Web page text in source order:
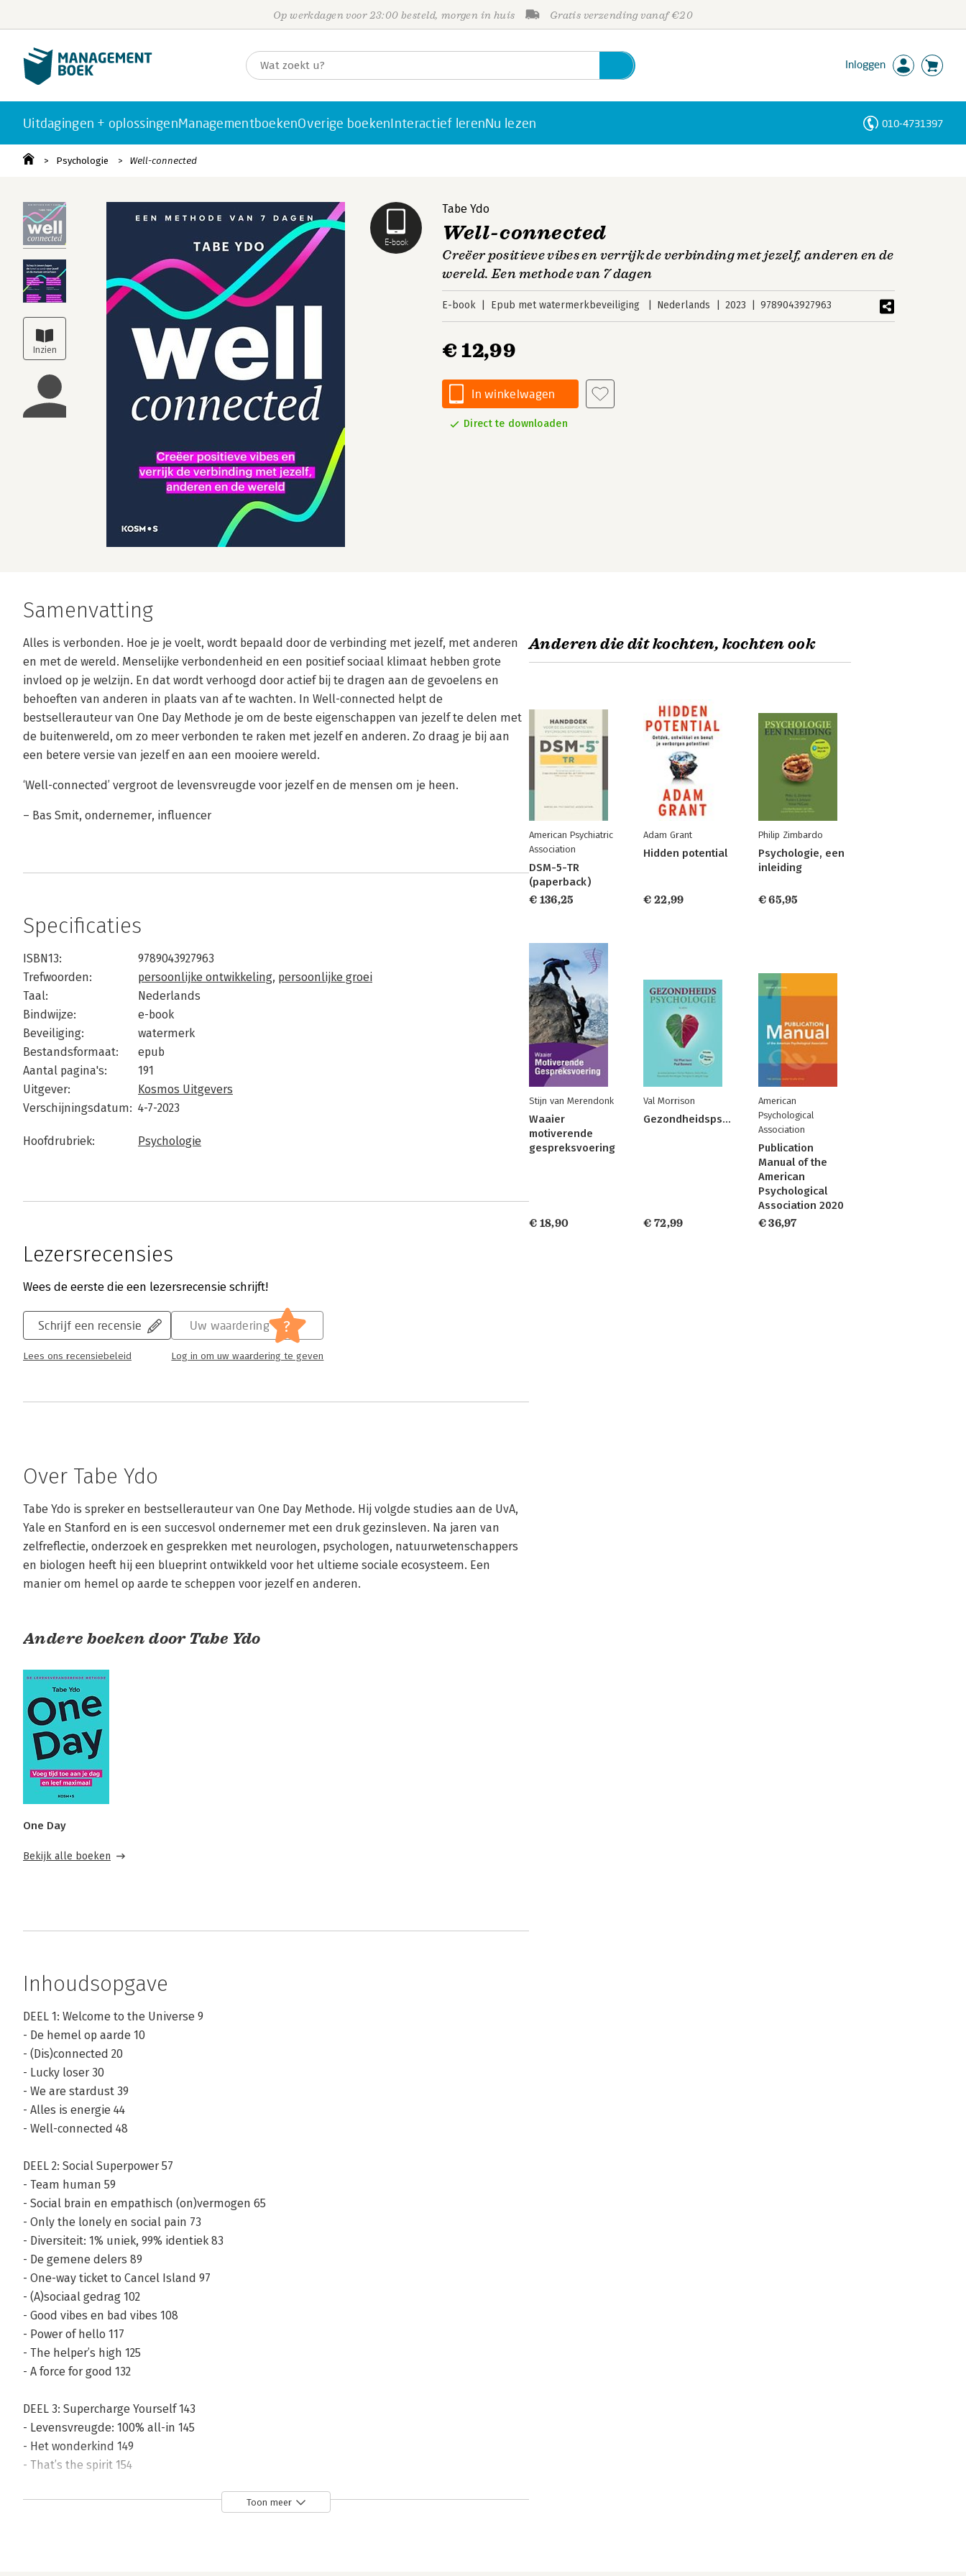
Op werkdagen voor 23:00 besteld, morgen in huis Gratis verzending vanaf €20
Inloggen
Uitdagingen + oplossingenManagementboekenOverige boekenInteractief lerenNu lezen 010-4731397
Psychologie Well-connected
E-book
Tabe Ydo
Well-connected
Creëer positieve vibes en verrijk de verbinding met jezelf, anderen en de
wereld. Een methode van 7 dagen
E-book Epub met watermerkbeveiliging Nederlands 2023 9789043927963
€ 12,99
In winkelwagen
Direct te downloaden
Samenvatting
Alles is verbonden. Hoe je je voelt, wordt bepaald door de verbinding met jezelf, met anderen
en met de wereld. Menselijke verbondenheid en een positief sociaal klimaat hebben grote
invloed op je welzijn. En dat wordt verhoogd door actief bij te dragen aan de gevoelens en
behoeften van anderen in plaats van af te wachten. In Well-connected helpt de
bestsellerauteur van One Day Methode je om de beste eigenschappen van jezelf te delen met
de buitenwereld, om zo meer verbonden te raken met jezelf en anderen. Zo draag je bij aan
een betere versie van jezelf en aan een mooiere wereld.
‘Well-connected’ vergroot de levensvreugde voor jezelf en de mensen om je heen.
– Bas Smit, ondernemer, influencer
Specificaties
ISBN13:
9789043927963
Trefwoorden:
persoonlijke ontwikkeling, persoonlijke groei
Taal:
Nederlands
Bindwijze:
e-book
Beveiliging:
watermerk
Bestandsformaat:
epub
Aantal pagina's:
191
Uitgever:
Kosmos Uitgevers
Verschijningsdatum: 4-7-2023
Hoofdrubriek: Psychologie
Lezersrecensies
Wees de eerste die een lezersrecensie schrijft!
Schrijf een recensie
Lees ons recensiebeleid
Uw waardering ?
Log in om uw waardering te geven
Over Tabe Ydo
Tabe Ydo is spreker en bestsellerauteur van One Day Methode. Hij volgde studies aan de UvA,
Yale en Stanford en is een succesvol ondernemer met een druk gezinsleven. Na jaren van
zelfreflectie, onderzoek en gesprekken met neurologen, psychologen, natuurwetenschappers
en biologen heeft hij een blueprint ontwikkeld voor het ultieme sociale ecosysteem. Een
manier om hemel op aarde te scheppen voor jezelf en anderen.
Andere boeken door Tabe Ydo
One Day
Bekijk alle boeken
Inhoudsopgave
DEEL 1: Welcome to the Universe 9
- De hemel op aarde 10
- (Dis)connected 20
- Lucky loser 30
- We are stardust 39
- Alles is energie 44
- Well-connected 48
DEEL 2: Social Superpower 57
- Team human 59
- Social brain en empathisch (on)vermogen 65
- Only the lonely en social pain 73
- Diversiteit: 1% uniek, 99% identiek 83
- De gemene delers 89
- One-way ticket to Cancel Island 97
- (A)sociaal gedrag 102
- Good vibes en bad vibes 108
- Power of hello 117
- The helper’s high 125
- A force for good 132
DEEL 3: Supercharge Yourself 143
- Levensvreugde: 100% all-in 145
- Het wonderkind 149
- That’s the spirit 154
- Viva las vagus 171
Toon meer
Anderen die dit kochten, kochten ook
American Psychiatric
Association
DSM-5-TR
(paperback)
€ 136,25
Adam Grant
Hidden potential
€ 22,99
Philip Zimbardo
Psychologie, een
inleiding
€ 65,95
Stijn van Merendonk
Waaier
motiverende
gespreksvoering
€ 18,90
Val Morrison
Gezondheidspsychologie
€ 72,99
American
Psychological
Association
Publication
Manual of the
American
Psychological
Association 2020
€ 36,97
Personen